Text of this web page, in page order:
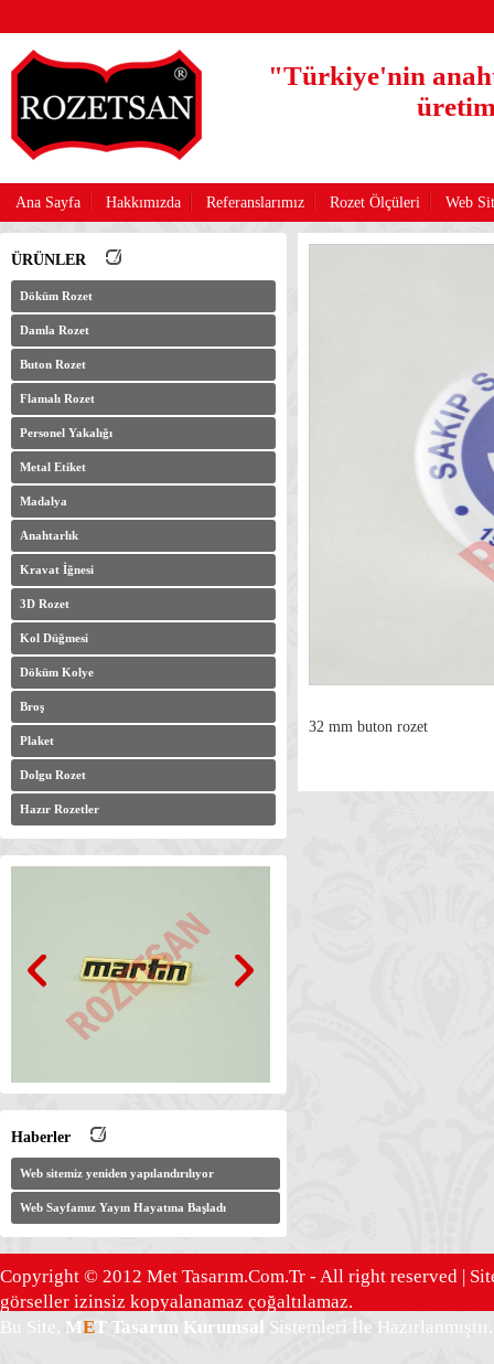
"Türkiye'nin
Ana Sayfa Hakkımızda Referanslarımız Rozet Ölçüleri Web
ÜRÜNLER
Döküm Rozet
Damla Rozet
Buton Rozet
Flamalı Rozet
Personel Yakalığı
Metal Etiket
Madalya
Anahtarlık
Kravat İğnesi
3D Rozet
Kol Düğmesi
Döküm Kolye
Broş
Plaket
Dolgu Rozet
Hazır Rozetler
Haberler
Web sitemiz yeniden yapılandırılıyor
Web Sayfamız Yayın Hayatına Başladı
32 mm buton rozet
Copyright © 2012 Met Tasarım.Com.Tr - All right reserved |
görseller izinsiz kopyalanamaz çoğaltılamaz.
Bu Site, MET Tasarım Kurumsal Sistemleri İle Hazırlanmıştır.